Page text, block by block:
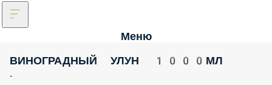
Меню
ВИНОГРАДНЫЙ УЛУН 1000МЛ
-